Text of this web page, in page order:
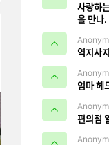
을 만나.
엄마
편의점